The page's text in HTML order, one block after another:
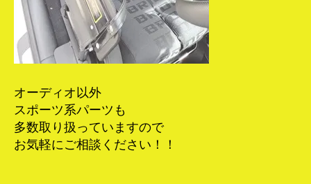
オーディオ以外
スポーツ系パーツも
多数取り扱っていますので
お気軽にご相談ください！！